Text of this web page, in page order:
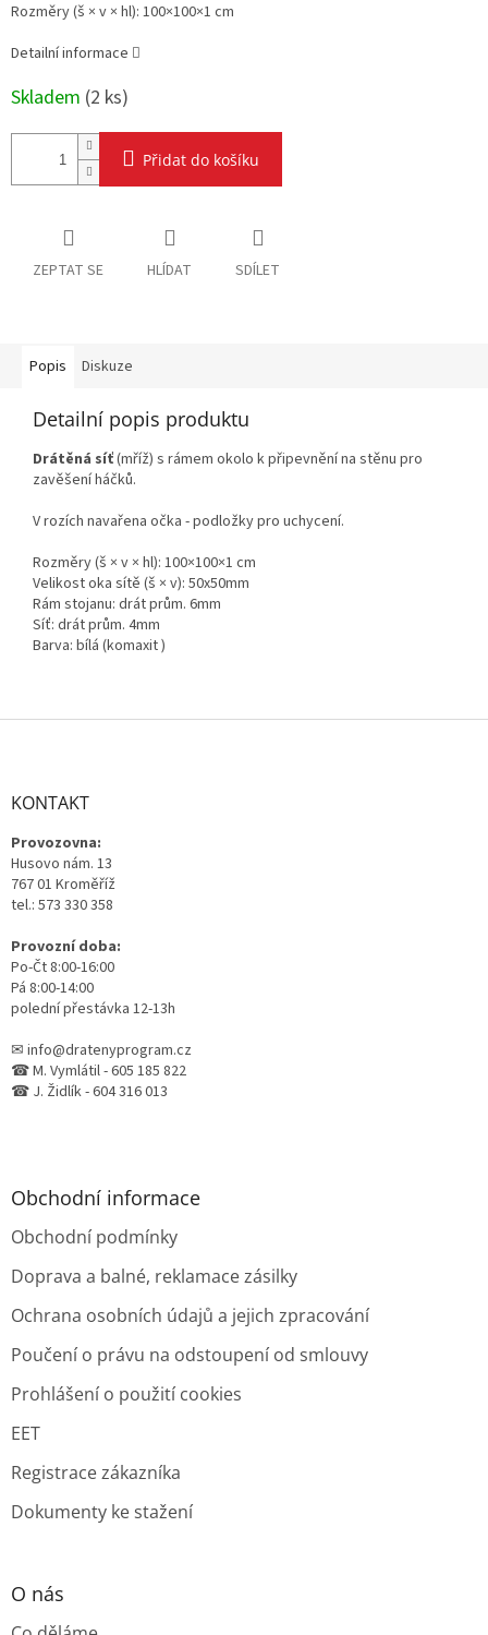
Rozměry (š × v × hl): 100×100×1 cm
Detailní informace
Skladem (2 ks)
Přidat do košíku
ZEPTAT SE HLÍDAT SDÍLET
Popis Diskuze
Detailní popis produktu
Drátěná síť(mříž) s rámem okolo k připevnění na stěnu pro
zavěšení háčků.
V rozích navařena očka - podložky pro uchycení.
Rozměry (š × v × hl): 100×100×1 cm
Velikost oka sítě (š × v): 50x50mm
Rám stojanu: drát prům. 6mm
Síť: drát prům. 4mm
Barva: bílá (komaxit )
Z
KONTAKT
Provozovna:
Husovo nám. 13
767 01 Kroměříž
tel.: 573 330 358
Provozní doba:
Po-Čt 8:00-16:00
Pá 8:00-14:00
polední přestávka 12-13h
✉ info@dratenyprogram.cz
☎ M. Vymlátil - 605 185 822
☎ J. Židlík - 604 316 013
Obchodní informace
Obchodní podmínky
Doprava a balné, reklamace zásilky
Ochrana osobních údajů a jejich zpracování
Poučení o právu na odstoupení od smlouvy
Prohlášení o použití cookies
EET
Registrace zákazníka
Dokumenty ke stažení
O nás